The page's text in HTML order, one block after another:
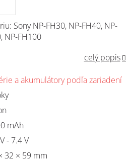
Sony NP-FH30, NP-FH40, NP-
NP-FH100
celý popis
a akumulátory podľa zariadení
mAh
- 7.4 V
32 × 59 mm